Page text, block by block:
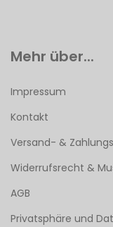
Mehr über...
Impressum
Kontakt
Versand- &
Widerrufsrecht &
AGB
Privatsphäre und